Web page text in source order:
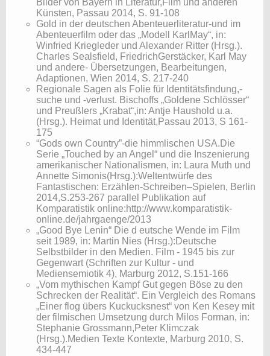
Bilder von Bayern in Literatur,Film und anderen
Künsten, Passau 2014, S. 91-108
Gold in der deutschen Abenteuerliteratur-und im
Abenteuerfilm oder das „Modell KarlMay“, in:
Winfried Kriegleder und Alexander Ritter (Hrsg.).
Charles Sealsfield, FriedrichGerstäcker, Karl May
und andere- Übersetzungen, Bearbeitungen,
Adaptionen, Wien 2014, S. 217-240
Regionale Sagen als Folie für Identitätsfindung,-
suche und -verlust. Bischoffs „Goldene Schlösser“
und Preußlers „Krabat“,in: Antje Haushold u.a.
(Hrsg.). Heimat und Identität,Passau 2013, S 161-
175
“Gods own Country”-die himmlischen USA.Die
Serie „Touched by an Angel“ und die Inszenierung
amerikanischer Nationalismen, in: Laura Muth und
Annette Simonis(Hrsg.):Weltentwürfe des
Fantastischen: Erzählen-Schreiben–Spielen, Berlin
2014,S.253-267 parallel Publikation auf
Komparatistik online:http://www.komparatistik-
online.de/jahrgaenge/2013
„Good Bye Lenin“ Die d eutsche Wende im Film
seit 1989, in: Martin Nies (Hrsg.):Deutsche
Selbstbilder in den Medien. Film - 1945 bis zur
Gegenwart (Schriften zur Kultur - und
Mediensemiotik 4), Marburg 2012, S.151-166
„Vom mythischen Kampf Gut gegen Böse zu den
Schrecken der Realität“. Ein Vergleich des Romans
„Einer flog übers Kuckucksnest“ von Ken Kesey mit
der filmischen Umsetzung durch Milos Forman, in:
Stephanie Grossmann,Peter Klimczak
(Hrsg.).Medien Texte Kontexte, Marburg 2010, S.
434-447